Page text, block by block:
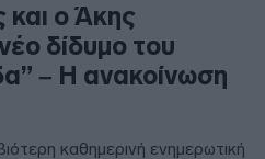
και ο Άκης
δίδυμο του
– Η ανακοίνωση
καθημερινή ενημερωτική